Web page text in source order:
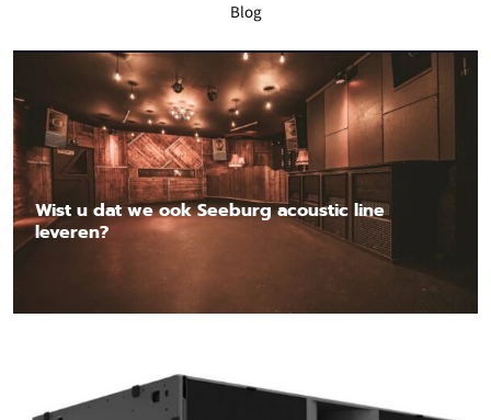
Blog
Wist u dat we ook Seeburg acoustic line
leveren?